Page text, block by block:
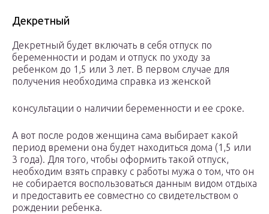
Декретный
Декретный будет включать в себя отпуск по
беременности и родам и отпуск по уходу за
ребенком до 1,5 или 3 лет. В первом случае для
получения необходима справка из женской
консультации о наличии беременности и ее сроке.
А вот после родов женщина сама выбирает какой
период времени она будет находиться дома (1,5 или
3 года). Для того, чтобы оформить такой отпуск,
необходим взять справку с работы мужа о том, что он
не собирается воспользоваться данным видом отдыха
и предоставить ее совместно со свидетельством о
рождении ребенка.